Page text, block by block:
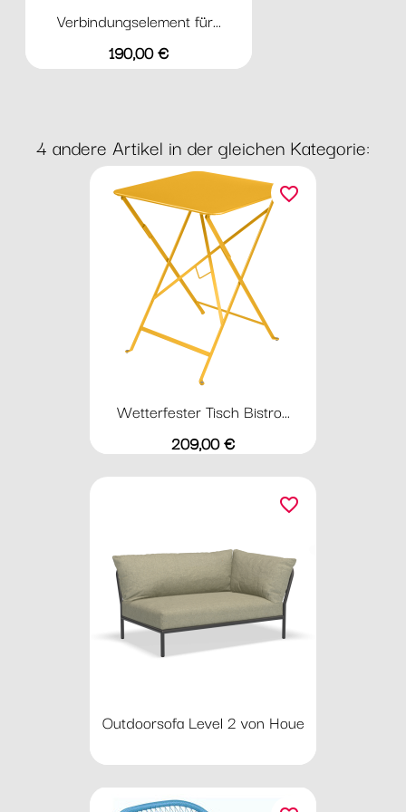
Verbindungselement für...
Preis
190,00 €
4 andere Artikel in der gleichen Kategorie:
Wetterfester Tisch Bistro...
Preis
209,00 €
favorite_border
Outdoorsofa Level 2 von Houe
favorite_border